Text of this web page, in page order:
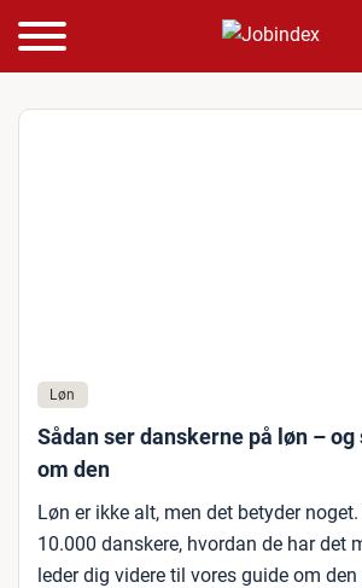
Løn
Sådan ser danskerne på løn –
om den
Løn er ikke alt, men det betyder
10.000 danskere, hvordan de har det
leder dig videre til vores guide om den